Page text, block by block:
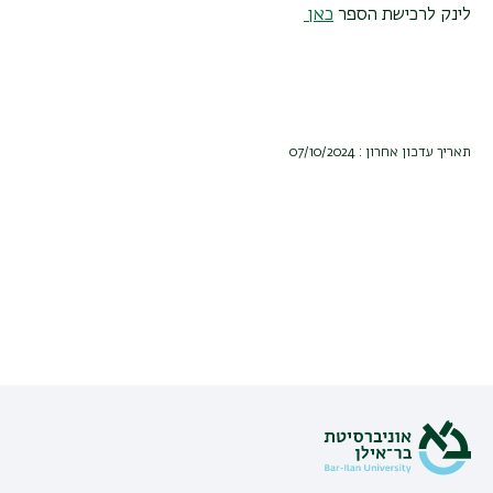
לינק לרכישת הספר כאן
תאריך עדכון אחרון : 07/10/2024